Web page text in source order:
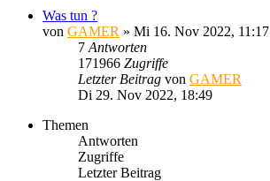
Was tun ?
von GAMER » Mi 16. Nov 2022, 11:17
7 Antworten
171966 Zugriffe
Letzter Beitrag von GAMER
Di 29. Nov 2022, 18:49
Themen
Antworten
Zugriffe
Letzter Beitrag